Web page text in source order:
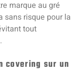
marque au gré
sans risque pour la
tout
covering sur un